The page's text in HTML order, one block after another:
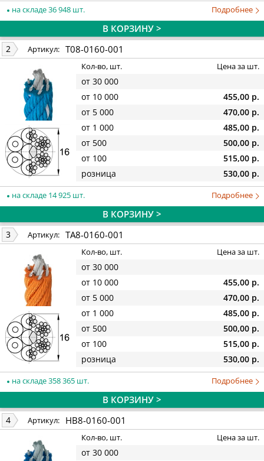
на складе 36 948 шт. Подробнее
В КОРЗИНУ >
2 Артикул: T08-0160-001
Кол-во, шт. Цена за шт.
от 30 000
от 10 000
455,00 р.
от 5 000
470,00 р.
от 1 000
485,00 р.
от 500
500,00 р.
от 100
515,00 р.
розница
530,00 р.
на складе 14 925 шт. Подробнее
В КОРЗИНУ >
3 Артикул: TA8-0160-001
Кол-во, шт. Цена за шт.
от 30 000
от 10 000
455,00 р.
от 5 000
470,00 р.
от 1 000
485,00 р.
от 500
500,00 р.
от 100
515,00 р.
розница
530,00 р.
на складе 358 365 шт. Подробнее
В КОРЗИНУ >
4 Артикул: HB8-0160-001
Кол-во, шт. Цена за шт.
от 30 000